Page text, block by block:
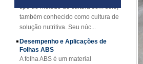
de vidro FRP PU
para reboques
A fibra de vidro
côncava amarela
25mm reforçou o
e espessura uniforme. Superfície
rentável, limpa e brilhante.
solução nutritiva. Seu núc...
Desempenho e Aplicações de
Folhas ABS
A folha ABS é um material
emergente na indústria de chapas